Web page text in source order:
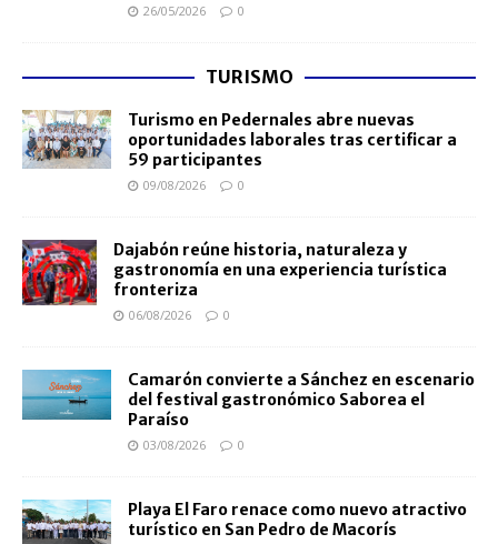
26/05/2026 0
TURISMO
Turismo en Pedernales abre nuevas
oportunidades laborales tras certificar a
59 participantes
09/08/2026 0
Dajabón reúne historia, naturaleza y
gastronomía en una experiencia turística
fronteriza
06/08/2026 0
Camarón convierte a Sánchez en escenario
del festival gastronómico Saborea el
Paraíso
03/08/2026 0
Playa El Faro renace como nuevo atractivo
turístico en San Pedro de Macorís